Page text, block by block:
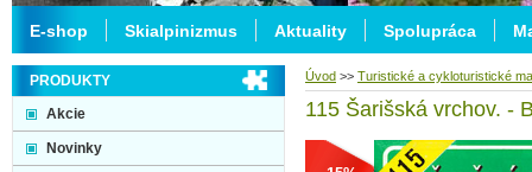
Úvod >> Turistické a cykloturistické
115 Šarišská vrchov. -
PRODUKTY
Akcie
Novinky
E-shop Skialpinizmus Aktuality Spolupráca